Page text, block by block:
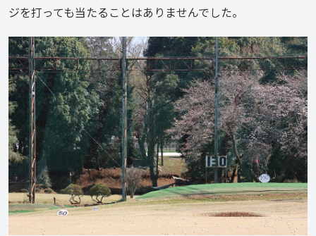
ジを打っても当たることはありませんでした。